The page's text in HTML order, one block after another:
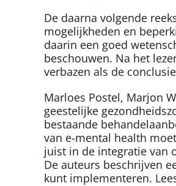
De daarna volgende
mogelijkheden en
daarin een goed
beschouwen. Na het
verbazen als de
Marloes Postel, Marjon
geestelijke
bestaande
van e-mental health
juist in de integratie van
De auteurs beschrijven
kunt implementeren.